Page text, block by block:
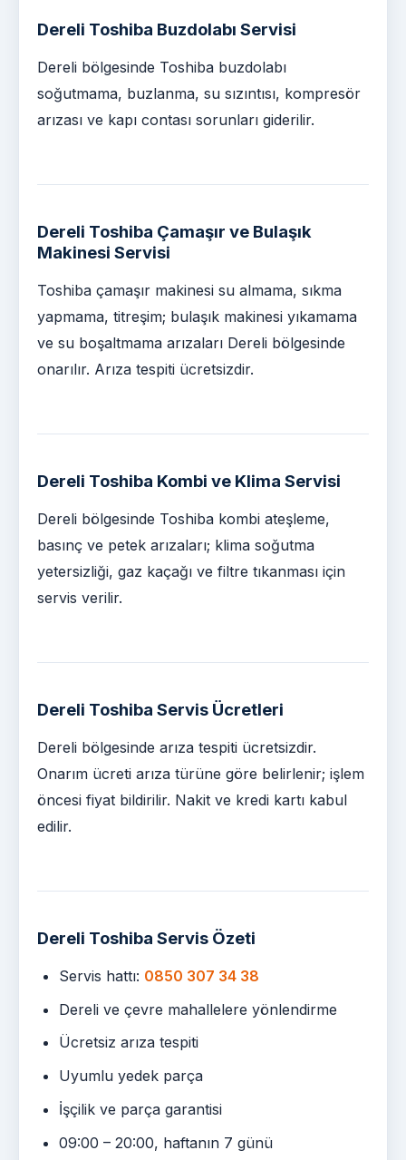
Dereli Toshiba Buzdolabı Servisi
Dereli bölgesinde Toshiba buzdolabı
soğutmama, buzlanma, su sızıntısı, kompresör
arızası ve kapı contası sorunları giderilir.
Dereli Toshiba Çamaşır ve Bulaşık
Makinesi Servisi
Toshiba çamaşır makinesi su almama, sıkma
yapmama, titreşim; bulaşık makinesi yıkamama
ve su boşaltmama arızaları Dereli bölgesinde
onarılır. Arıza tespiti ücretsizdir.
Dereli Toshiba Kombi ve Klima Servisi
Dereli bölgesinde Toshiba kombi ateşleme,
basınç ve petek arızaları; klima soğutma
yetersizliği, gaz kaçağı ve filtre tıkanması için
servis verilir.
Dereli Toshiba Servis Ücretleri
Dereli bölgesinde arıza tespiti ücretsizdir.
Onarım ücreti arıza türüne göre belirlenir; işlem
öncesi fiyat bildirilir. Nakit ve kredi kartı kabul
edilir.
Dereli Toshiba Servis Özeti
Servis hattı: 0850 307 34 38
Dereli ve çevre mahallelere yönlendirme
Ücretsiz arıza tespiti
Uyumlu yedek parça
İşçilik ve parça garantisi
09:00 – 20:00, haftanın 7 günü